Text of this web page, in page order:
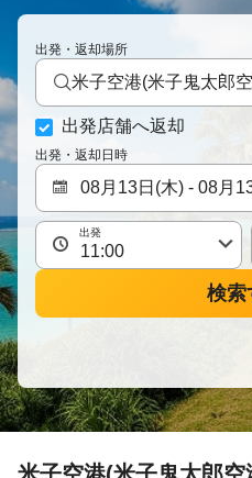
出発・返却場所
米子空港(米子鬼太郎
出発店舗へ返却
出発・返却日時
出発
検索